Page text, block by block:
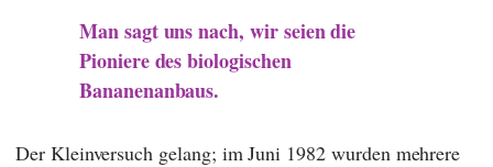
Man sagt uns nach, wir seien die
Pioniere des biologischen
Bananenanbaus.
Der Kleinversuch gelang; im Juni 1982 wurden mehrere